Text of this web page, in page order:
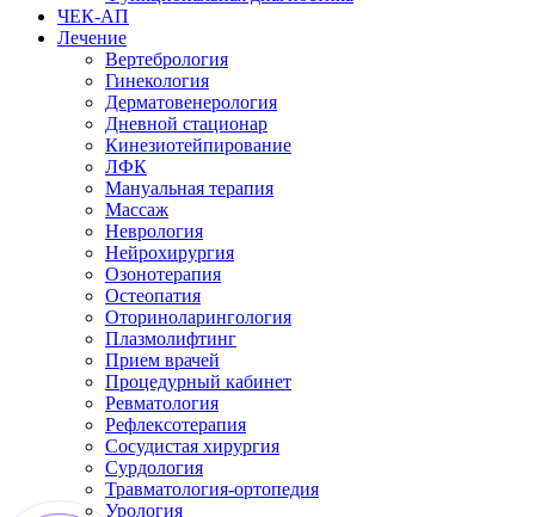
ЧЕК-АП
Лечение
Вертебрология
Гинекология
Дерматовенерология
Дневной стационар
Кинезиотейпирование
ЛФК
Мануальная терапия
Массаж
Неврология
Нейрохирургия
Озонотерапия
Остеопатия
Оториноларингология
Плазмолифтинг
Прием врачей
Процедурный кабинет
Ревматология
Рефлексотерапия
Сосудистая хирургия
Сурдология
Травматология-ортопедия
Урология